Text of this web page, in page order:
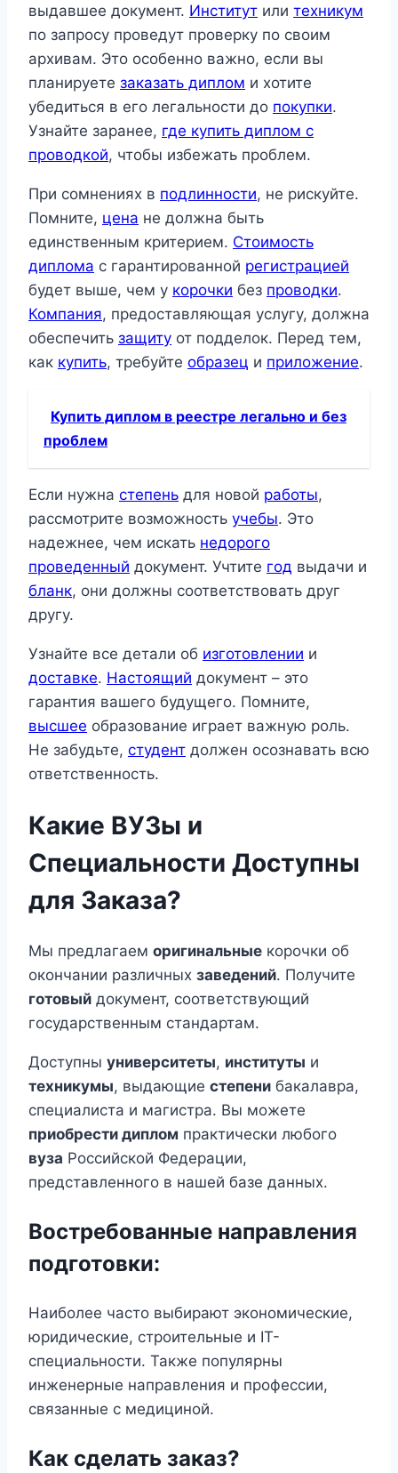
выдавшее документ. Институт или техникум
по запросу проведут проверку по своим
архивам. Это особенно важно, если вы
планируете заказать диплом и хотите
убедиться в его легальности до покупки.
Узнайте заранее, где купить диплом с
проводкой, чтобы избежать проблем.
При сомнениях в подлинности, не рискуйте.
Помните, цена не должна быть
единственным критерием. Стоимость
диплома с гарантированной регистрацией
будет выше, чем у корочки без проводки.
Компания, предоставляющая услугу, должна
обеспечить защиту от подделок. Перед тем,
как купить, требуйте образец и приложение.
Купить диплом в реестре легально и без
проблем
Если нужна степень для новой работы,
рассмотрите возможность учебы. Это
надежнее, чем искать недорого
проведенный документ. Учтите год выдачи и
бланк, они должны соответствовать друг
другу.
Узнайте все детали об изготовлении и
доставке. Настоящий документ – это
гарантия вашего будущего. Помните,
высшее образование играет важную роль.
Не забудьте, студент должен осознавать всю
ответственность.
Какие ВУЗы и
Специальности Доступны
для Заказа?
Мы предлагаем оригинальные корочки об
окончании различных заведений. Получите
готовый документ, соответствующий
государственным стандартам.
Доступны университеты, институты и
техникумы, выдающие степени бакалавра,
специалиста и магистра. Вы можете
приобрести диплом практически любого
вуза Российской Федерации,
представленного в нашей базе данных.
Востребованные направления
подготовки:
Наиболее часто выбирают экономические,
юридические, строительные и IT-
специальности. Также популярны
инженерные направления и профессии,
связанные с медициной.
Как сделать заказ?